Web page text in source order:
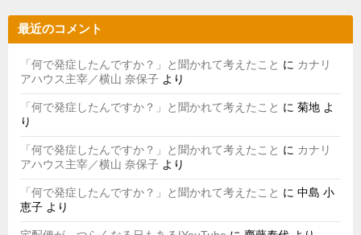
最近のコメント
「何で発症したんですか？」と聞かれて考えたこと に カナリ
アハウス主宰／横山 奈保子 より
「何で発症したんですか？」と聞かれて考えたこと に 菊地 よ
り
「何で発症したんですか？」と聞かれて考えたこと に カナリ
アハウス主宰／横山 奈保子 より
「何で発症したんですか？」と聞かれて考えたこと に 中島 小
恵子 より